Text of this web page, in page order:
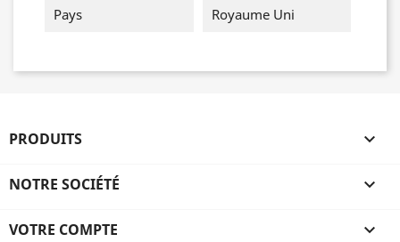
Pays Royaume Uni
PRODUITS 
NOTRE SOCIÉTÉ 
VOTRE COMPTE 